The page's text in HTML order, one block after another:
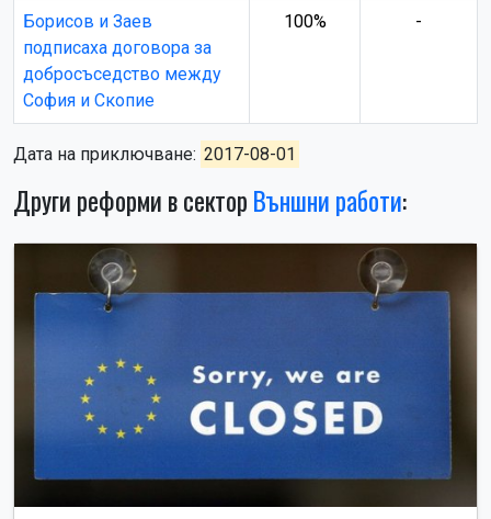
Борисов и Заев
подписаха договора за
добросъседство между
София и Скопие
100% -
Дата на приключване: 2017-08-01
Други реформи в сектор Външни работи: